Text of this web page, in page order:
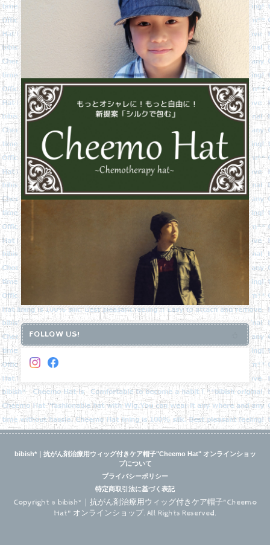
FOLLOW US!
bibish*｜抗がん剤治療用ウィッグ付きケア帽子"Cheemo Hat" オンラインショッ
プについて
プライバシーポリシー
特定商取引法に基づく表記
Copyright © bibish*｜抗がん剤治療用ウィッグ付きケア帽子"Cheemo
Hat" オンラインショップ. All Rights Reserved.